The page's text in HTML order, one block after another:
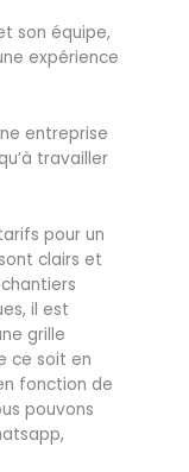
son équipe,
expérience
entreprise
travailler
pour un
clairs et
il est
grille
ce soit en
fonction de
pouvons